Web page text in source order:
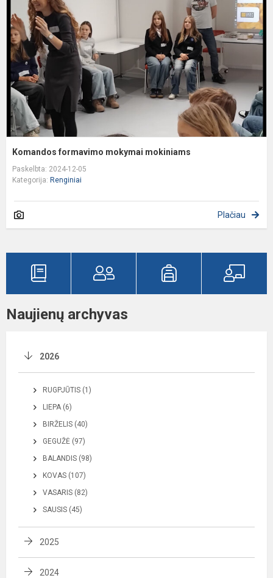
Komandos formavimo mokymai mokiniams
Paskelbta: 2024-12-05
Kategorija: Renginiai
Plačiau
Naujienų archyvas
2026
RUGPJŪTIS (1)
LIEPA (6)
BIRŽELIS (40)
GEGUŽĖ (97)
BALANDIS (98)
KOVAS (107)
VASARIS (82)
SAUSIS (45)
2025
2024